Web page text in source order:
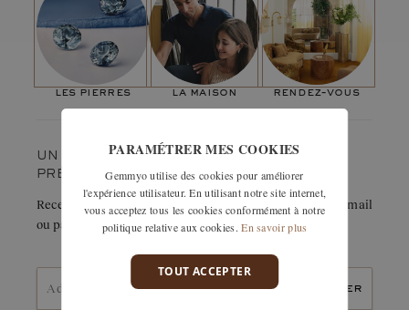
caractère au bijou. J’ai voulu proposer le design dans une
version plus fine à la suite à de nombreuses demandes de
nos clients."
les pierres la maison rendez-vous
UN COUP DE CŒUR ? GARDEZ-LE
PRÉCIEUSEMENT.
Recevez immédiatement le détail de cette création par e-mail
ou partagez-la facilement avec un proche.
envoyer
PARAMÉTRER MES COOKIES
Gemmyo utilise des cookies pour améliorer
l'expérience utilisateur. En utilisant notre site internet,
vous acceptez tous les cookies conformément à notre
politique relative aux cookies. En savoir plus
TOUT ACCEPTER